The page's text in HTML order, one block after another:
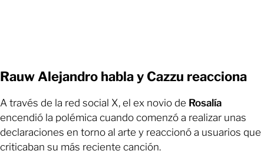
Rauw Alejandro habla y Cazzu reacciona
A través de la red social X, el ex novio de Rosalía
encendió la polémica cuando comenzó a realizar unas
declaraciones en torno al arte y reaccionó a usuarios que
criticaban su más reciente canción.